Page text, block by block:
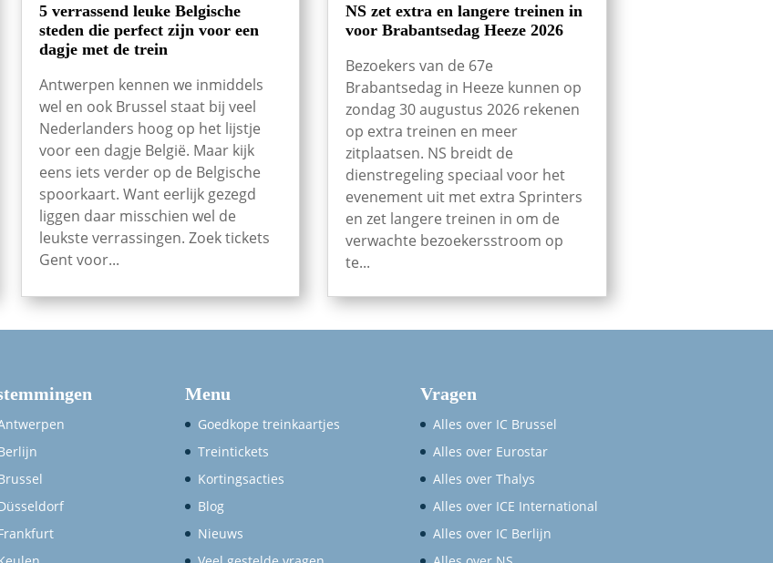
5 verrassend leuke Belgische
steden die perfect zijn voor een
dagje met de trein
Antwerpen kennen we inmiddels
wel en ook Brussel staat bij veel
Nederlanders hoog op het lijstje
voor een dagje België. Maar kijk
eens iets verder op de Belgische
spoorkaart. Want eerlijk gezegd
liggen daar misschien wel de
leukste verrassingen. Zoek tickets
Gent voor...
NS zet extra en langere treinen in
voor Brabantsedag Heeze 2026
Bezoekers van de 67e
Brabantsedag in Heeze kunnen op
zondag 30 augustus 2026 rekenen
op extra treinen en meer
zitplaatsen. NS breidt de
dienstregeling speciaal voor het
evenement uit met extra Sprinters
en zet langere treinen in om de
verwachte bezoekersstroom op
te...
Menu
Goedkope treinkaartjes
Treintickets
Kortingsacties
Blog
Nieuws
Vragen
Alles over IC Brussel
Alles over Eurostar
Alles over Thalys
Alles over ICE International
Alles over IC Berlijn